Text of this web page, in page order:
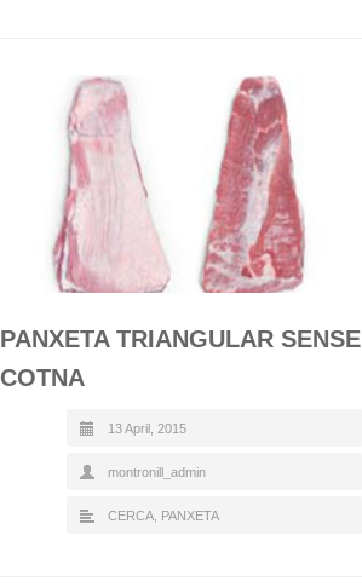
PANXETA TRIANGULAR SENSE
COTNA
13 April, 2015
montronill_admin
CERCA PANXETA